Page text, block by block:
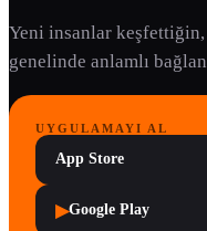
Yeni insanlar keşfettiğin,
genelinde anlamlı
UYGULAMAYI AL
App Store
▶Google Play